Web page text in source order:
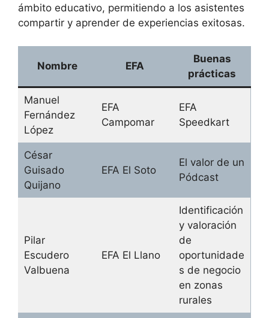
ámbito educativo, permitiendo a los asistentes
compartir y aprender de experiencias exitosas.
Nombre EFA
Buenas
prácticas
Manuel
Fernández
López
EFA
Campomar
EFA
Speedkart
César
Guisado
Quijano
EFA El Soto
El valor de un
Pódcast
Pilar
Escudero
Valbuena
EFA El Llano
Identificación
y valoración
de
oportunidade
s de negocio
en zonas
rurales